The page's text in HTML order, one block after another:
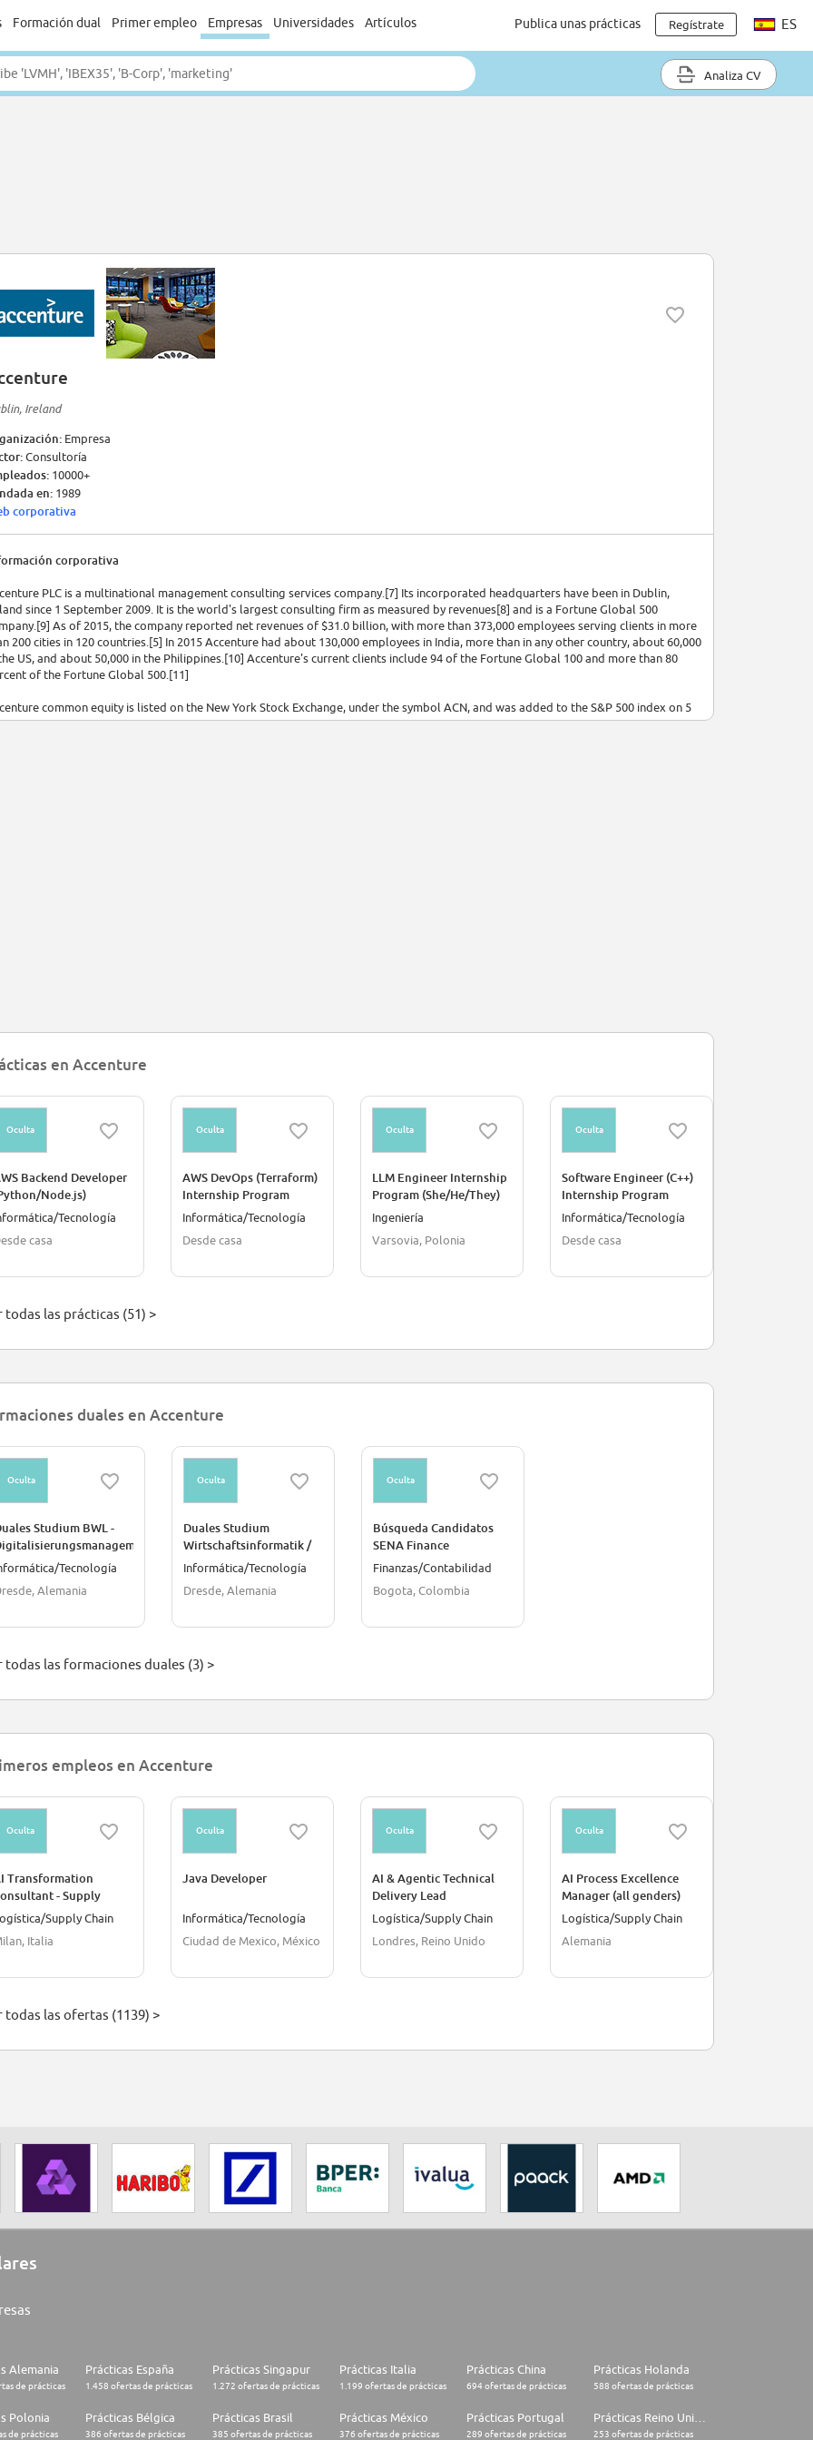
Formación dual Primer empleo Empresas Universidades Artículos Publica unas prácticas Regístrate ES
Analiza CV
Ireland
Empresa
Consultoría
10000+
en: 1989
corporativa
corporativa
PLC is a multinational management consulting services company.[7] Its incorporated headquarters have been in Dublin,
since 1 September 2009. It is the world's largest consulting firm as measured by revenues[8] and is a Fortune Global 500
As of 2015, the company reported net revenues of $31.0 billion, with more than 373,000 employees serving clients in more
200 cities in 120 countries.[5] In 2015 Accenture had about 130,000 employees in India, more than in any other country, about 60,000
US, and about 50,000 in the Philippines.[10] Accenture's current clients include 94 of the Fortune Global 100 and more than 80
of the Fortune Global 500.[11]
common equity is listed on the New York Stock Exchange, under the symbol ACN, and was added to the S&P 500 index on 5
2011. In 2015, Fortune magazine named it as the world's most admired Information Technology Services company.
en Accenture
Oculta
Backend Developer
Node.js)
Program
Tecnología
casa
Oculta
AWS DevOps (Terraform)
Internship Program
(She/He/They)
Informática/Tecnología
Desde casa
Oculta
LLM Engineer Internship
Program (She/He/They)
Ingeniería
Varsovia, Polonia
Oculta
Software Engineer (C++)
Internship Program
(She/He/They)
Informática/Tecnología
Desde casa
todas las prácticas (51) >
duales en Accenture
Oculta
Studium BWL -
genders)Tecnología
Alemania
Oculta
Duales Studium
Wirtschaftsinformatik /
Informatik (all genders)
Informática/Tecnología
Dresde, Alemania
Oculta
Búsqueda Candidatos
SENA Finance
Finanzas/Contabilidad
Bogota, Colombia
todas las formaciones duales (3) >
empleos en Accenture
Oculta
Transformation
- Supply
Supply Chain
Italia
Oculta
Java Developer
Informática/Tecnología
Ciudad de Mexico, México
Oculta
AI & Agentic Technical
Delivery Lead
Logística/Supply Chain
Londres, Reino Unido
Oculta
AI Process Excellence
Manager (all genders)
Logística/Supply Chain
Alemania
todas las ofertas (1139) >
Alemania
de prácticas
Prácticas España
1.458 ofertas de prácticas
Prácticas Singapur
1.272 ofertas de prácticas
Prácticas Italia
1.199 ofertas de prácticas
Prácticas China
694 ofertas de prácticas
Prácticas Holanda
588 ofertas de prácticas
Polonia
de prácticas
Prácticas Bélgica
386 ofertas de prácticas
Prácticas Brasil
385 ofertas de prácticas
Prácticas México
376 ofertas de prácticas
Prácticas Portugal
289 ofertas de prácticas 253 ofertas de prácticas